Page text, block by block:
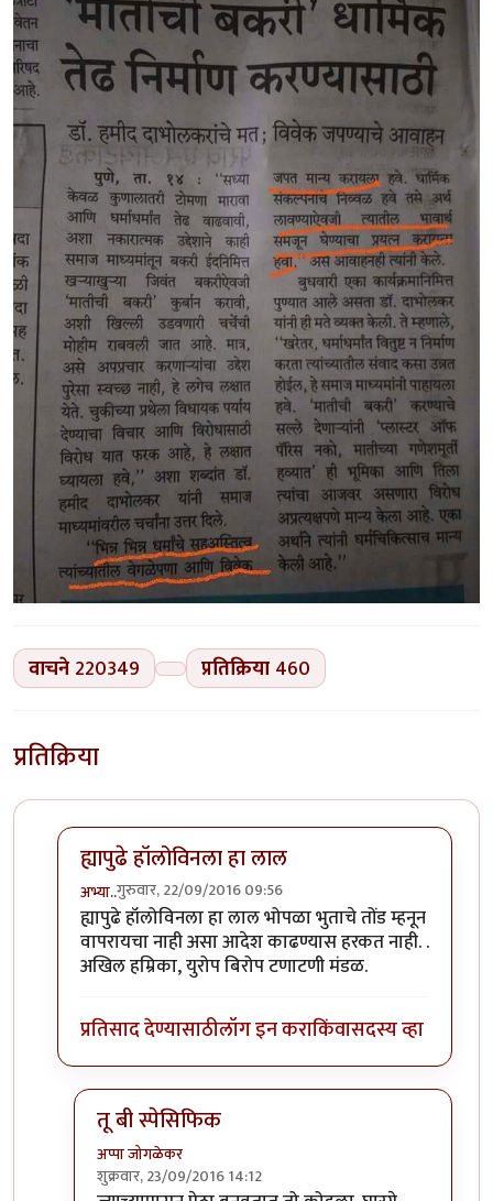
वाचने 220349 प्रतिक्रिया 460
प्रतिक्रिया
ह्यापुढे हॉलोविनला हा लाल
अभ्या..गुरुवार, 22/09/2016 09:56
In reply toकोहळा (Benincasa hispida)byडॉ सुहास
ह्यापुढे हॉलोविनला हा लाल भोपळा भुताचे तोंड म्हनून
वापरायचा नाही असा आदेश काढण्यास हरकत नाही. .
अखिल हम्रिका, युरोप बिरोप टणाटणी मंडळ.
प्रतिसाद देण्यासाठीलॉग इन कराकिंवासदस्य व्हा
तू बी स्पेसिफिक
अप्पा जोगळेकर
शुक्रवार, 23/09/2016 14:12